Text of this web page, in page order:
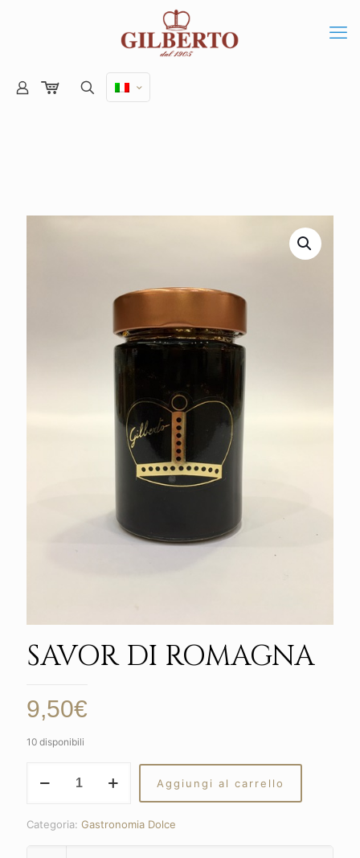
SAVOR DI ROMAGNA
9,50€
10 disponibili
quantità
Aggiungi al carrello
Categoria: Gastronomia Dolce